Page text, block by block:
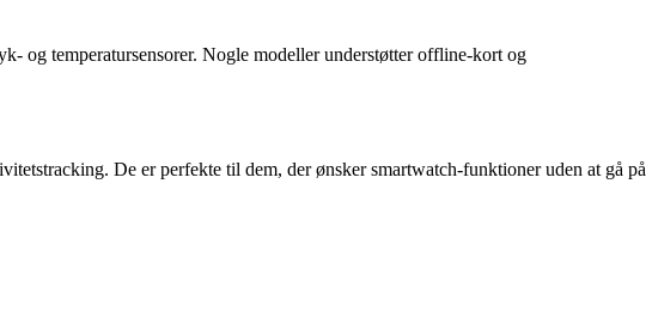
og temperatursensorer. Nogle modeller understøtter offline-kort og
De er perfekte til dem, der ønsker smartwatch-funktioner uden at gå på